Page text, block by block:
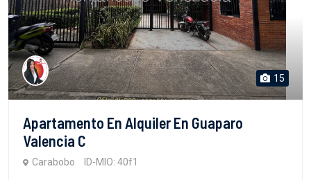
15
Apartamento En Alquiler En Guaparo
Valencia C
Carabobo ID-MIO: 40f1